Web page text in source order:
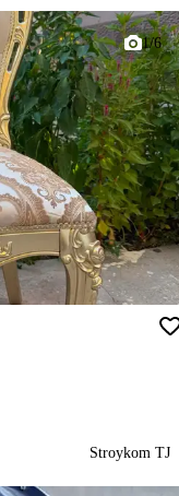
1/6
Stroykom TJ